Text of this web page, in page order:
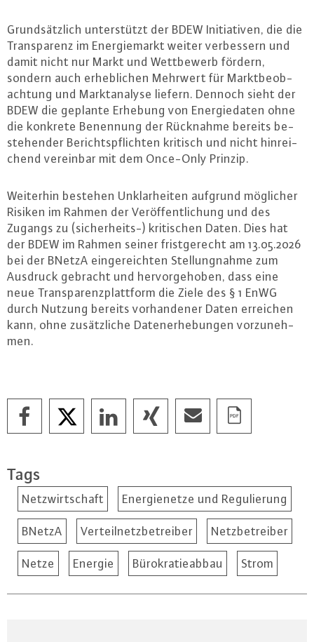
Grund­sätz­lich un­ter­stützt der BDEW In­itia­ti­ven, die die
Trans­pa­renz im En­er­gie­markt weiter ver­bes­sern und
damit nicht nur Markt und Wett­be­werb fördern,
sondern auch er­heb­li­chen Mehrwert für Markt­be­ob­
ach­tung und Markt­ana­ly­se liefern. Dennoch sieht der
BDEW die geplante Erhebung von En­er­gie­da­ten ohne
die konkrete Benennung der Rücknahme bereits be­
ste­hen­der Be­richts­pflich­ten kritisch und nicht hin­rei­
chend vereinbar mit dem Once-Only Prinzip.
Weiterhin bestehen Un­klar­hei­ten aufgrund möglicher
Risiken im Rahmen der Ver­öf­fent­li­chung und des
Zugangs zu (si­cher­heits-) kri­ti­schen Daten. Dies hat
der BDEW im Rahmen seiner frist­ge­recht am 13.05.2026
bei der BNetzA ein­ge­reich­ten Stel­lung­nah­me zum
Ausdruck gebracht und her­vor­ge­ho­ben, dass eine
neue Trans­pa­renz­platt­form die Ziele des § 1 EnWG
durch Nutzung bereits vor­han­de­ner Daten erreichen
kann, ohne zu­sätz­li­che Da­ten­er­he­bun­gen vor­zu­neh­
men.
Tags
Netzwirtschaft Energienetze und Regulierung
BNetzA Verteilnetzbetreiber Netzbetreiber
Netze Energie Bürokratieabbau Strom